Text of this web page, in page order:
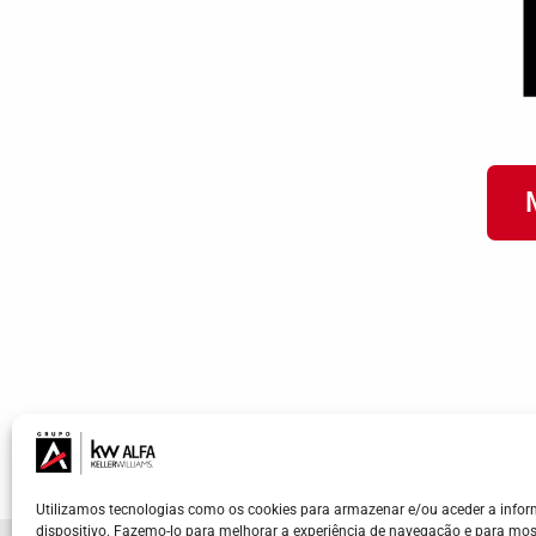
Utilizamos tecnologias como os cookies para armazenar e/ou aceder a
dispositivo. Fazemo-lo para melhorar a experiência de navegação e para